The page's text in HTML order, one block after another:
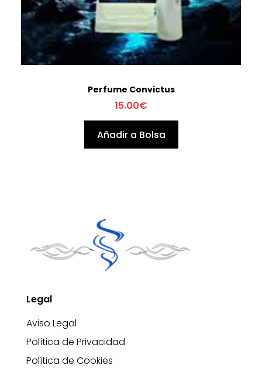
Perfume Convictus
15.00€
Añadir a Bolsa
Legal
Aviso Legal
Política de Privacidad
Política de Cookies